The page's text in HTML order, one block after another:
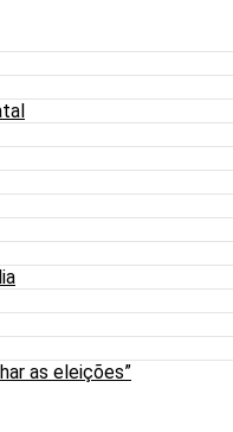
as eleições”